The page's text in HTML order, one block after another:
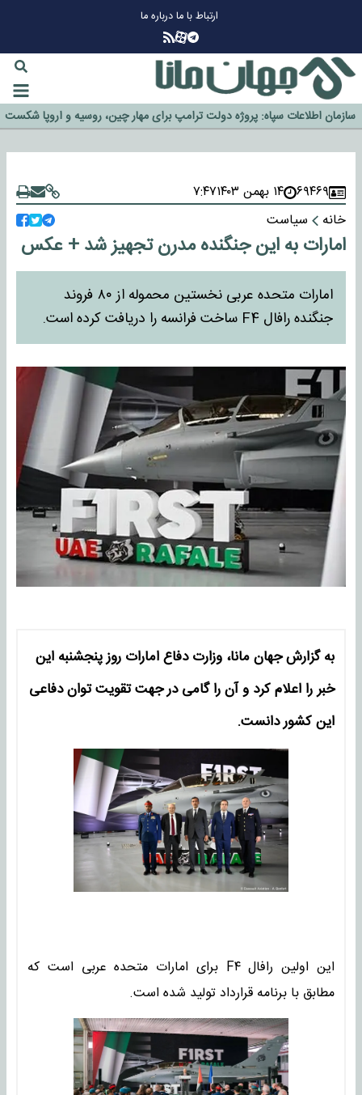
ارتباط با مادرباره ما
گزینه جدایی اوسمار روی میز مدیران پرسپولیس
آیا رئیس جمهور آمریکا قانون را دور می‌زند؟
اخراج رسمی چهره نامدار از پرسپولیس
سازمان اطلاعات سپاه: پروژه دولت ترامپ برای مهار چین، روسیه و اروپا شکست
۶۹۴۶۹ ۱۴ بهمن ۱۴۰۳
۷:۴۷
خانه
سیاست
امارات به این جنگنده مدرن تجهیز شد + عکس
امارات متحده عربی نخستین محموله از ۸۰ فروند
جنگنده رافال F4 ساخت فرانسه را دریافت کرده است.
به گزارشجهان مانا، وزارت دفاع امارات روز پنجشنبه این
خبر را اعلام کرد و آن را گامی در جهت تقویت توان دفاعی
این کشور دانست.
این اولین رافال F۴ برای امارات متحده عربی است که
مطابق با برنامه قرارداد تولید شده است.